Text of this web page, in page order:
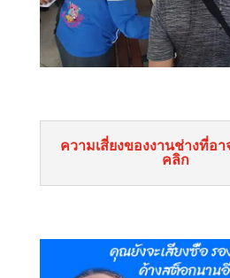
ความเสี่ยงของงานช่างที่อา
คลิก